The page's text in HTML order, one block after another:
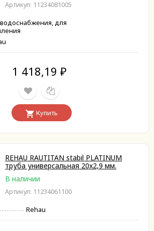
Артикул: 11234081005
для
1 418,19 ₽
Купить
REHAU RAUTITAN stabil PLATINUM
труба универсальная 20х2,9 мм.
В наличии
Артикул: 11234061100
Rehau